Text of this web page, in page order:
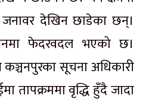
देखिन छाडेका छन्।
फेदरवदल भएको छ।
कञ्चनपुरका सूचना अधिकारी
तापक्रममा वृद्धि हुँदै जादा